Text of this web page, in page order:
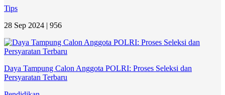
Tips
28 Sep 2024 | 956
Daya Tampung Calon Anggota POLRI: Proses Seleksi dan
Persyaratan Terbaru